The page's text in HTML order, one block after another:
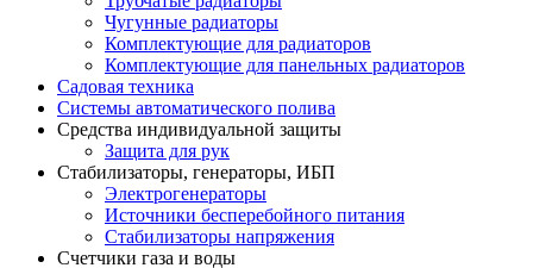
Чугунные радиаторы
Комплектующие для радиаторов
Комплектующие для панельных радиаторов
Садовая техника
Системы автоматического полива
Средства индивидуальной защиты
Защита для рук
Стабилизаторы, генераторы, ИБП
Электрогенераторы
Источники бесперебойного питания
Стабилизаторы напряжения
Счетчики газа и воды